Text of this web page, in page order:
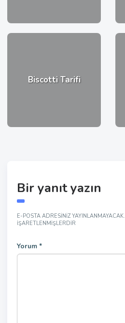
Biscotti Tarifi
Bir yanıt yazın
E-POSTA ADRESINIZ YAYINLANMAYACAK.
IŞARETLENMIŞLERDIR
Yorum *